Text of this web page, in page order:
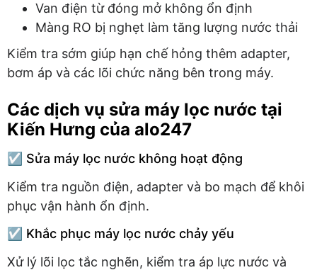
Van điện từ đóng mở không ổn định
Màng RO bị nghẹt làm tăng lượng nước thải
Kiểm tra sớm giúp hạn chế hỏng thêm adapter,
bơm áp và các lõi chức năng bên trong máy.
Các dịch vụ sửa máy lọc nước tại
Kiến Hưng của alo247
☑️ Sửa máy lọc nước không hoạt động
Kiểm tra nguồn điện, adapter và bo mạch để khôi
phục vận hành ổn định.
☑️ Khắc phục máy lọc nước chảy yếu
Xử lý lõi lọc tắc nghẽn, kiểm tra áp lực nước và